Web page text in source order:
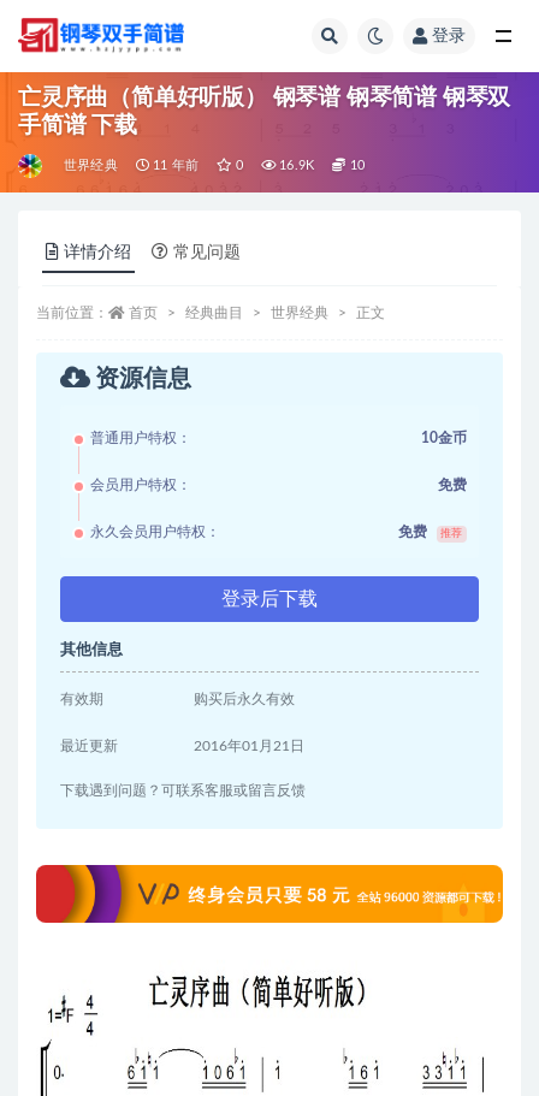
登录
亡灵序曲（简单好听版） 钢琴谱 钢琴简谱 钢琴双
手简谱 下载
世界经典 11 年前 0 16.9K 10
详情介绍 常见问题
当前位置： 首页 经典曲目 世界经典 正文
资源信息
普通用户特权： 10金币
会员用户特权： 免费
永久会员用户特权： 免费 推荐
登录后下载
其他信息
有效期 购买后永久有效
最近更新 2016年01月21日
下载遇到问题？可联系客服或留言反馈